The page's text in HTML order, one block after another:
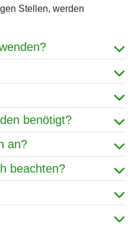
Stellen, werden
benötigt?
an?
beachten?